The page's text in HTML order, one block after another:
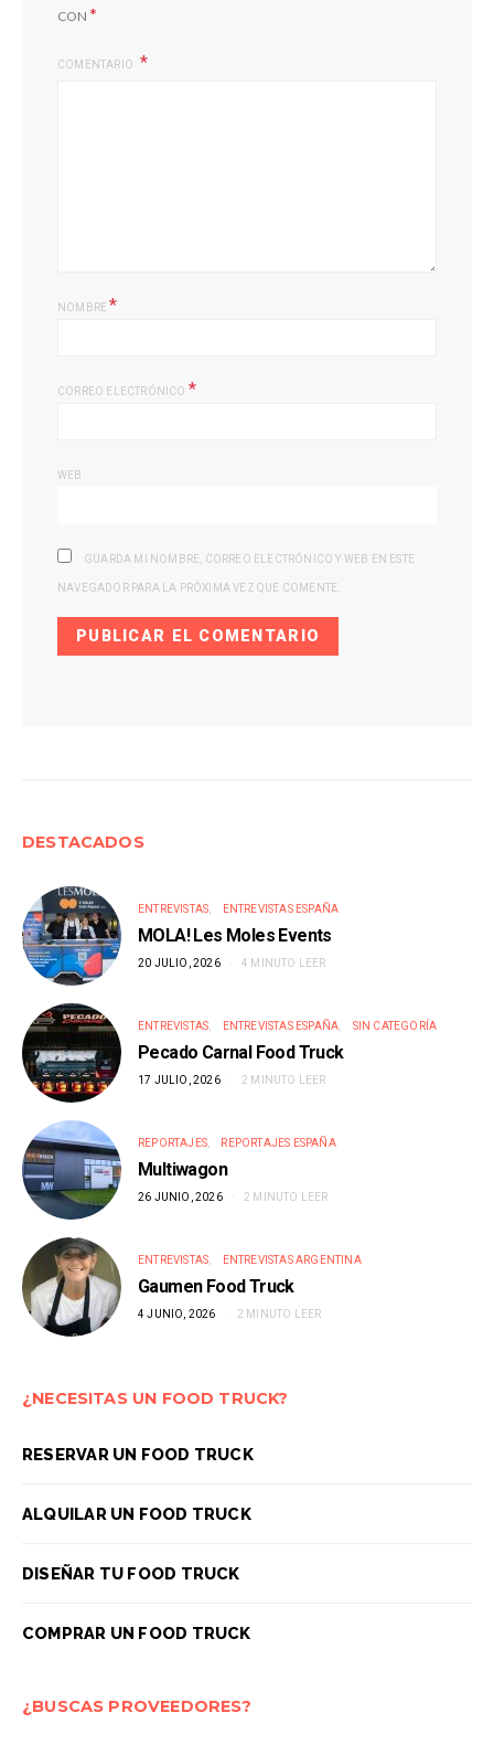
CON *
COMENTARIO
NOMBRE *
CORREO ELECTRÓNICO *
WEB
GUARDA MI NOMBRE, CORREO ELECTRÓNICO Y WEB EN ESTE
NAVEGADOR PARA LA PRÓXIMA VEZ QUE COMENTE.
DESTACADOS
ENTREVISTAS ENTREVISTAS ESPAÑA
MOLA! Les Moles Events
20 JULIO, 2026 4 MINUTO LEER
ENTREVISTAS ENTREVISTAS ESPAÑA SIN CATEGORÍA
Pecado Carnal Food Truck
17 JULIO, 2026 2 MINUTO LEER
REPORTAJES REPORTAJES ESPAÑA
Multiwagon
26 JUNIO, 2026 2 MINUTO LEER
ENTREVISTAS ENTREVISTAS ARGENTINA
Gaumen Food Truck
4 JUNIO, 2026 2 MINUTO LEER
¿NECESITAS UN FOOD TRUCK?
RESERVAR UN FOOD TRUCK
ALQUILAR UN FOOD TRUCK
DISEÑAR TU FOOD TRUCK
COMPRAR UN FOOD TRUCK
¿BUSCAS PROVEEDORES?